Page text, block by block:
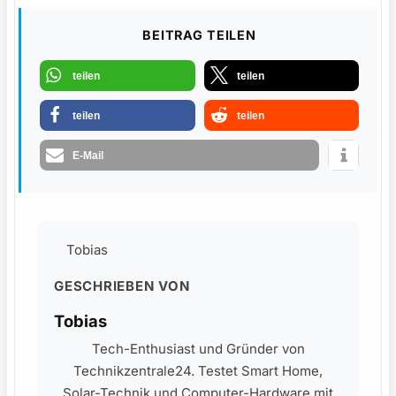
BEITRAG TEILEN
teilen teilen
teilen teilen
E-Mail
Tobias
GESCHRIEBEN VON
Tobias
Tech-Enthusiast und Gründer von
Technikzentrale24. Testet Smart Home,